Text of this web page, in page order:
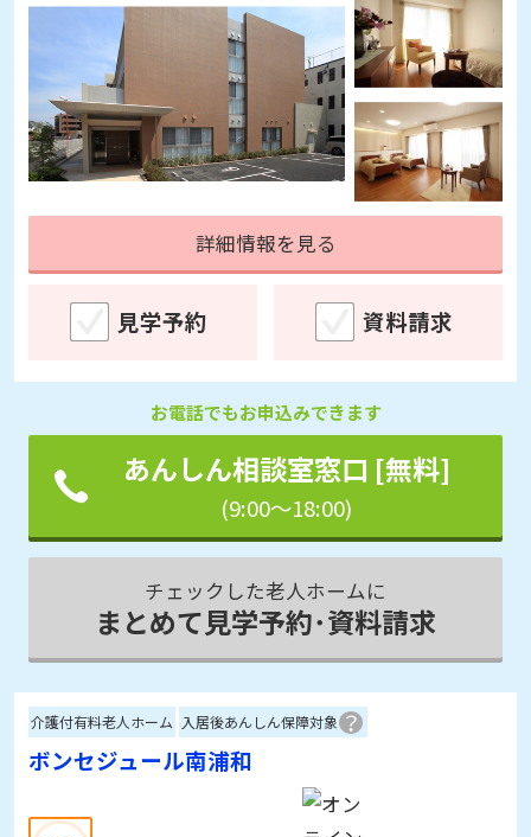
詳細情報を見る
見学予約 資料請求
お電話でもお申込みできます
あんしん相談室窓口 [無料]
(9:00～18:00)
チェックした老人ホームに
まとめて見学予約･資料請求
介護付有料老人ホーム 入居後あんしん保障対象
ボンセジュール南浦和